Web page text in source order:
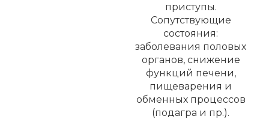
приступы.
Сопутствующие
состояния:
заболевания половых
органов, снижение
функций печени,
пищеварения и
обменных процессов
(подагра и пр.).